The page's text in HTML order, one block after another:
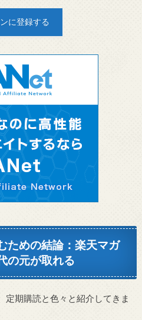
に登録する
ための結論：楽天マガ
の元が取れる
定期購読と色々と紹介してきま